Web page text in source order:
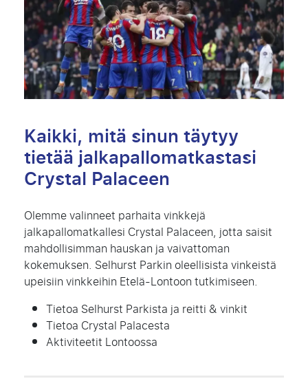
Kaikki, mitä sinun täytyy
tietää jalkapallomatkastasi
Crystal Palaceen
Olemme valinneet parhaita vinkkejä
jalkapallomatkallesi Crystal Palaceen, jotta saisit
mahdollisimman hauskan ja vaivattoman
kokemuksen. Selhurst Parkin oleellisista vinkeistä
upeisiin vinkkeihin Etelä-Lontoon tutkimiseen.
Tietoa Selhurst Parkista ja reitti & vinkit
Tietoa Crystal Palacesta
Aktiviteetit Lontoossa